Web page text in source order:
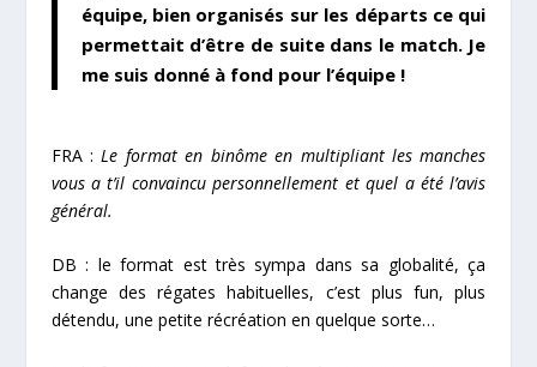
équipe, bien organisés sur les départs ce qui
permettait d’être de suite dans le match. Je
me suis donné à fond pour l’équipe !
FRA : Le format en binôme en multipliant les manches
vous a t’il convaincu personnellement et quel a été l’avis
général.
DB : le format est très sympa dans sa globalité, ça
change des régates habituelles, c’est plus fun, plus
détendu, une petite récréation en quelque sorte…